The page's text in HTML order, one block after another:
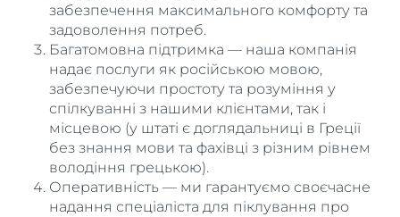
забезпечення максимального комфорту та
задоволення потреб.
Багатомовна підтримка — наша компанія
надає послуги як російською мовою,
забезпечуючи простоту та розуміння у
спілкуванні з нашими клієнтами, так і
місцевою (у штаті є доглядальниці в Греції
без знання мови та фахівці з різним рівнем
володіння грецькою).
Оперативність — ми гарантуємо своєчасне
надання спеціаліста для піклування про